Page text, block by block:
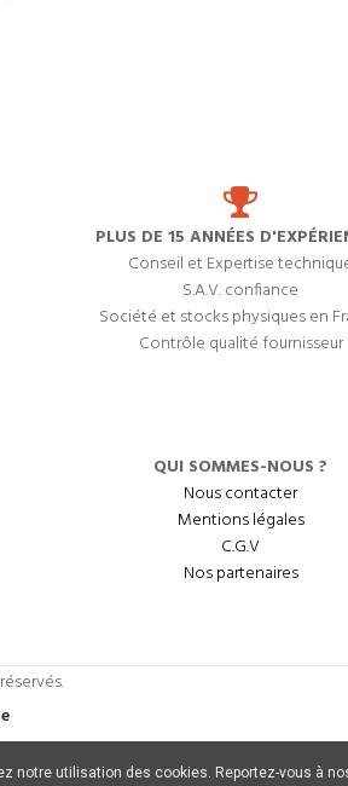
PLUS DE 15 ANNÉES
Conseil et Expertise
S.A.V. confiance
Société et stocks physiques en
Contrôle qualité fournisseur
QUI SOMMES-NOUS ?
Nous contacter
Mentions légales
C.G.V
Nos partenaires
utilisation des cookies. Reportez-vous à